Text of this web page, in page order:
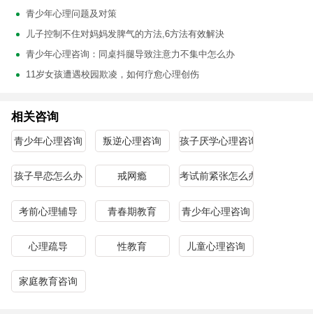
青少年心理问题及对策
儿子控制不住对妈妈发脾气的方法,6方法有效解決
青少年心理咨询：同桌抖腿导致注意力不集中怎么办
11岁女孩遭遇校园欺凌，如何疗愈心理创伤
相关咨询
青少年心理咨询 叛逆心理咨询 孩子厌学心理咨询
孩子早恋怎么办 戒网瘾 考试前紧张怎么办
考前心理辅导 青春期教育 青少年心理咨询
心理疏导 性教育 儿童心理咨询
家庭教育咨询